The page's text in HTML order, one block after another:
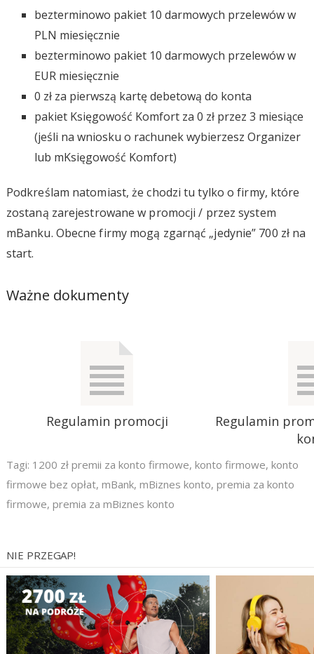
bezterminowo pakiet 10 darmowych przelewów w
PLN miesięcznie
bezterminowo pakiet 10 darmowych przelewów w
EUR miesięcznie
0 zł za pierwszą kartę debetową do konta
pakiet Księgowość Komfort za 0 zł przez 3 miesiące
(jeśli na wniosku o rachunek wybierzesz Organizer
lub mKsięgowość Komfort)
Podkreślam natomiast, że chodzi tu tylko o firmy, które
zostaną zarejestrowane w promocji / przez system
mBanku. Obecne firmy mogą zgarnąć „jedynie” 700 zł na
start.
Ważne dokumenty
Regulamin promocji
Regulamin
Tagi: 1200 zł premii za konto firmowe, konto firmowe, konto
firmowe bez opłat, mBank, mBiznes konto, premia za konto
firmowe, premia za mBiznes konto
NIE PRZEGAP!